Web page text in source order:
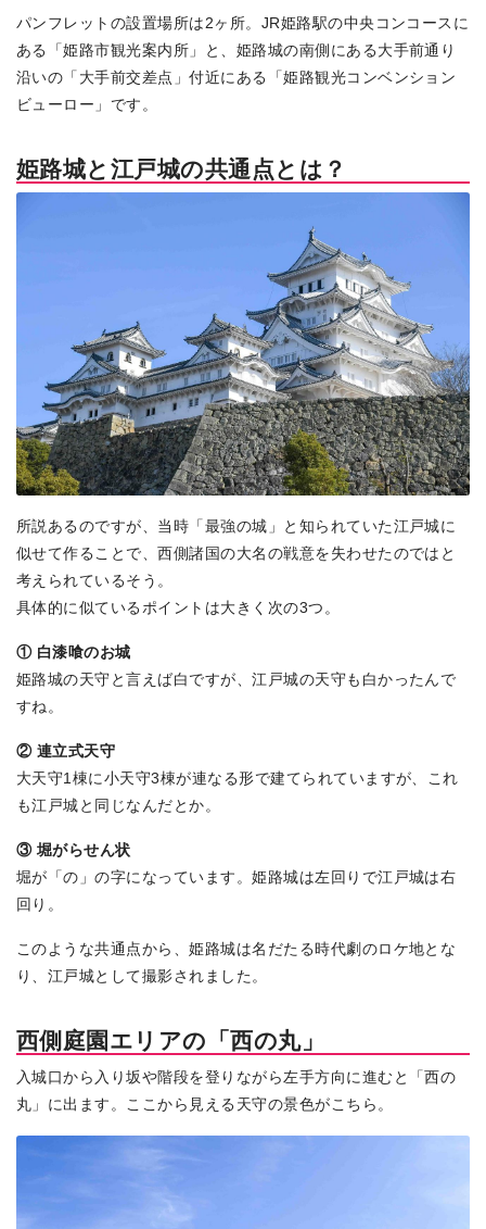
パンフレットの設置場所は2ヶ所。JR姫路駅の中央コンコースに
ある「姫路市観光案内所」と、姫路城の南側にある大手前通り
沿いの「大手前交差点」付近にある「姫路観光コンベンション
ビューロー」です。
姫路城と江戸城の共通点とは？
所説あるのですが、当時「最強の城」と知られていた江戸城に
似せて作ることで、西側諸国の大名の戦意を失わせたのではと
考えられているそう。
具体的に似ているポイントは大きく次の3つ。
① 白漆喰のお城
姫路城の天守と言えば白ですが、江戸城の天守も白かったんで
すね。
② 連立式天守
大天守1棟に小天守3棟が連なる形で建てられていますが、これ
も江戸城と同じなんだとか。
③ 堀がらせん状
堀が「の」の字になっています。姫路城は左回りで江戸城は右
回り。
このような共通点から、姫路城は名だたる時代劇のロケ地とな
り、江戸城として撮影されました。
西側庭園エリアの「西の丸」
入城口から入り坂や階段を登りながら左手方向に進むと「西の
丸」に出ます。ここから見える天守の景色がこちら。